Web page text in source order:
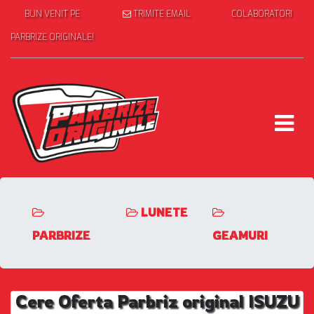
BUN VENIT PE
PARBRIZE ORIGINALE!
TRIMITE EMAIL COLABORATORI
PARBRIZE
LUNETE
GEAMURI
Cere Oferta Parbriz original ISUZU